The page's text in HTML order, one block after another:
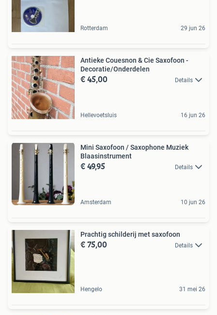
Rotterdam 29 jun 26
Antieke Couesnon & Cie Saxofoon -
Decoratie/Onderdelen
€ 45,00 Details
Hellevoetsluis 16 jun 26
Mini Saxofoon / Saxophone Muziek
Blaasinstrument
€ 49,95 Details
Amsterdam 10 jun 26
Prachtig schilderij met saxofoon
€ 75,00 Details
Hengelo 31 mei 26